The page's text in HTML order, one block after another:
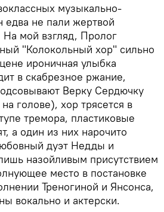
музыкально-
едва не пали жертвой
На мой взгляд, Пролог
"Колокольный хор" сильно
ироничная улыбка
в скабрезное ржание,
Верку Сердючку
голове), хор трясется в
тремора, пластиковые
а один из них нарочито
дуэт Недды и
назойливым присутствием
место в постановке
Треногиной и Янсонса,
вокально и актерски.